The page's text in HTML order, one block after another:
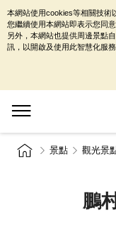
景點 觀光景
鵬
本網站使用cookies等相關技術
您繼續使用本網站即表示您同
另外，本網站也提供周邊景點
訊，以開啟及使用此智慧化服務